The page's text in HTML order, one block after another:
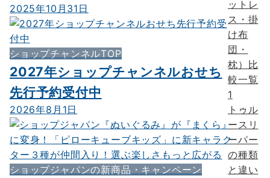
2025年10月31日
ショップチャンネルTOP
2027年ショップチャンネルおせち
先行予約受付中
2026年8月1日
ショップジャパンの新商品・キャンペーン
1
トゥル
ースリ
ーパー
の種類
と違い